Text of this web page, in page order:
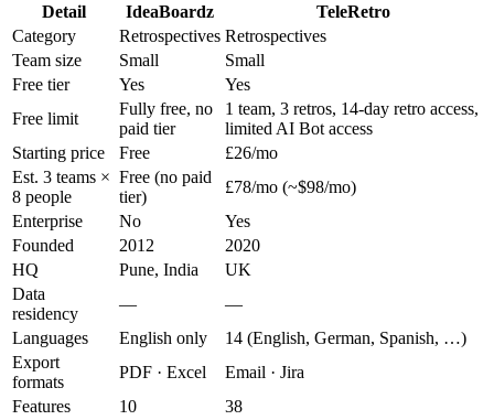
Detail
IdeaBoardz
TeleRetro
Category
Retrospectives Retrospectives
Team size
Small
Small
Free tier
Yes
Yes
Free limit
Fully free, no
paid tier
1 team, 3 retros, 14-day retro access,
limited AI Bot access
Starting price
Free
£26/mo
Est. 3 teams ×
8 people
Free (no paid
tier)
£78/mo (~$98/mo)
Enterprise
No
Yes
Founded
2012
2020
HQ
Pune, India
UK
Data
residency
—
—
Languages
English only
14 (English, German, Spanish, …)
Export
formats
PDF · Excel
Email · Jira
Features
10
38